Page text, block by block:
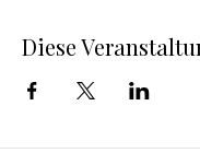
Diese